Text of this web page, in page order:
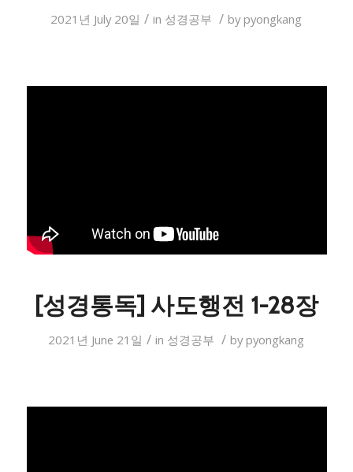
2021년 July 20일 / in 성경공부 / bypyongkang
[성경통독] 사도행전 1-28장
2021년 June 21일 / in 성경공부 / bypyongkang